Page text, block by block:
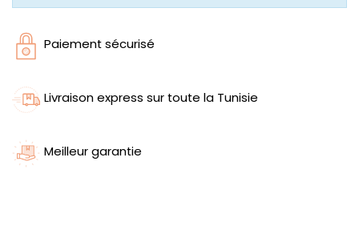
Paiement sécurisé
Livraison express sur toute la Tunisie
Meilleur garantie